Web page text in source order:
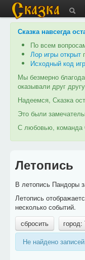
Сказка навсегда
По всем
Лор игры открыт
Исходный код
Мы безмерно
оказывали друг
Надеемся, Сказка
Это были
С любовью, команда
Летопись
В летопись Пандоры
Летопись
несколько событий.
сбросить
город:
Не найдено